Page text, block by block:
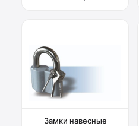
Замки навесные